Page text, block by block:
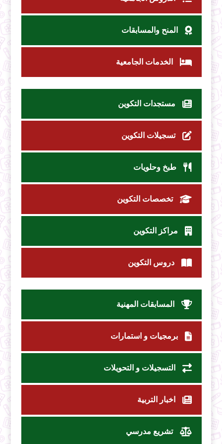
المنح والمسابقات
الخدمات الجامعية
مستجدات التكوين
تسجيلات التكوين
طبخ وحلويات
تخصصات التكوين
مراكز التكوين
دروس التكوين
المسابقات المهنية
برمجيات و استمارات
التسجيلات و التحويلات
اخبار التربية
تشريع مدرسي